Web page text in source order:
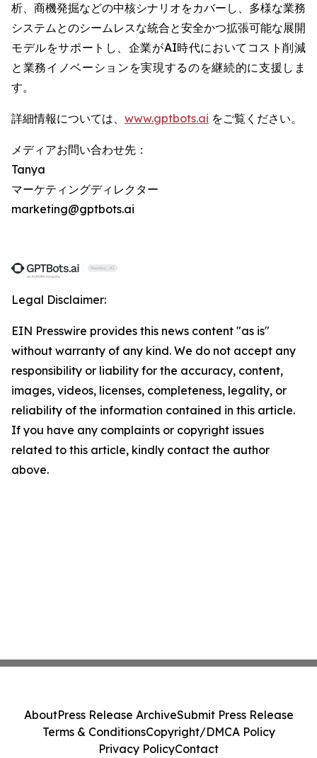
析、商機発掘などの中核シナリオをカバーし、多様な業務
システムとのシームレスな統合と安全かつ拡張可能な展開
モデルをサポートし、企業がAI時代においてコスト削減
と業務イノベーションを実現するのを継続的に支援しま
す。
詳細情報については、 www.gptbots.ai をご覧ください。
メディアお問い合わせ先：
Tanya
マーケティングディレクター
marketing@gptbots.ai
Legal Disclaimer:
EIN Presswire provides this news content "as is"
without warranty of any kind. We do not accept any
responsibility or liability for the accuracy, content,
images, videos, licenses, completeness, legality, or
reliability of the information contained in this article.
If you have any complaints or copyright issues
related to this article, kindly contact the author
above.
AboutPress Release ArchiveSubmit Press Release
Terms & ConditionsCopyright/DMCA Policy
Privacy PolicyContact